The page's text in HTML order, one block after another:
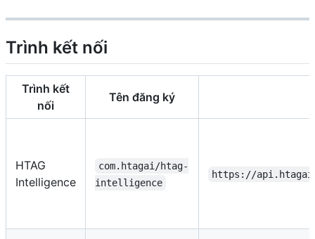
Trình kết nối
Trình kết
nối
Tên đăng ký
HTAG
Intelligence
com.htagai/htag-
intelligence
https://